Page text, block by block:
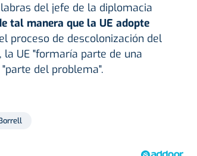
del jefe de la diplomacia
tal manera que la UE adopte
proceso de descolonización del
la UE "formaría parte de una
del problema".